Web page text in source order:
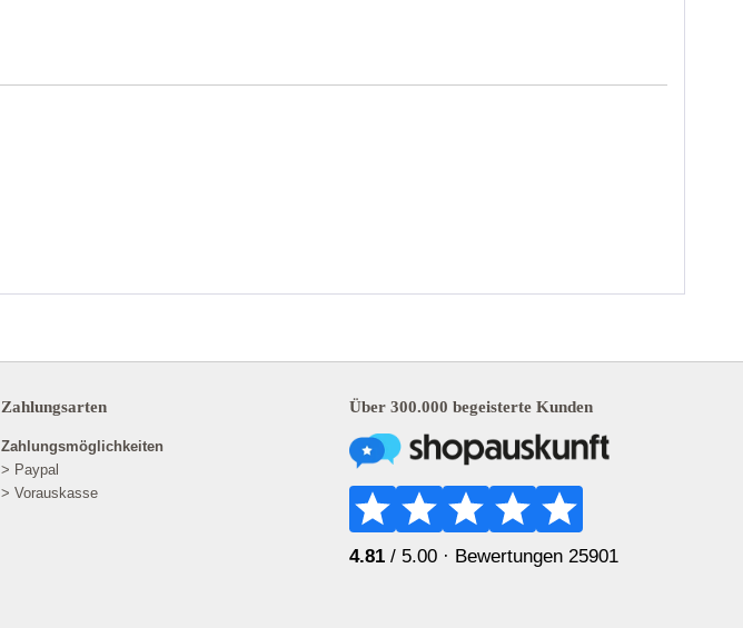
Zahlungsarten
Zahlungsmöglichkeiten
> Paypal
> Vorauskasse
Über 300.000 begeisterte Kunden
4.81 / 5.00 · Bewertungen 25901